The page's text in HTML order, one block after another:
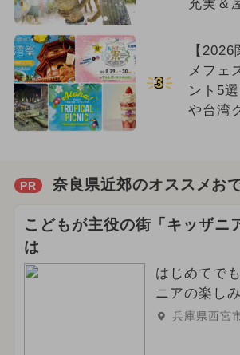
充実＆
3
【
メフェ
ント5
や台湾
PR 奈良県近郊のオススメお
こどもが主役の街「キッザニ
は
はじめてで
ニアの楽し
兵庫県西宮